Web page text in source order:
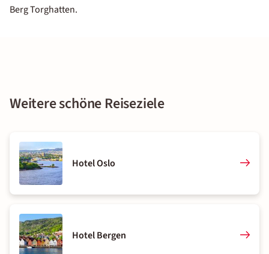
Berg Torghatten.
Weitere schöne Reiseziele
Hotel Oslo
Hotel Bergen